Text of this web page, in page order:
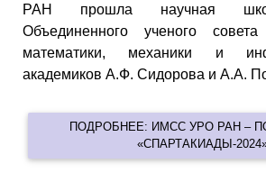
РАН прошла научная
Объединенного ученого
математики, механики и
академиков А.Ф. Сидорова и А.А.
ПОДРОБНЕЕ: ИМСС УРО РАН –
«СПАРТАКИАДЫ-